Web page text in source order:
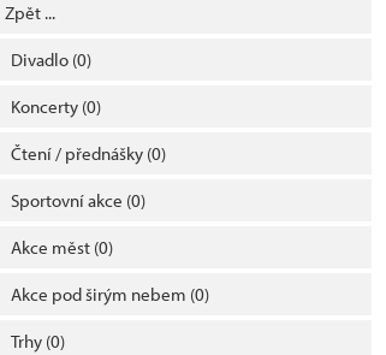
Zpět ...
Divadlo (0)
Koncerty (0)
Čtení / přednášky (0)
Sportovní akce (0)
Akce měst (0)
Akce pod širým nebem (0)
Trhy (0)